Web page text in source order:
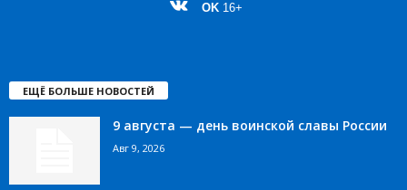
OK 16+
ЕЩЁ БОЛЬШЕ НОВОСТЕЙ
9 августа — день воинской славы России
Авг 9, 2026